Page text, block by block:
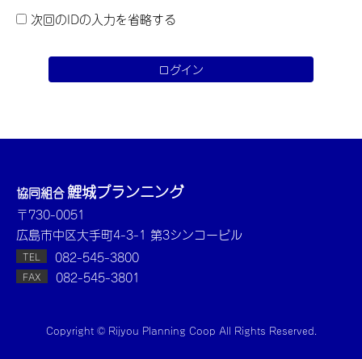
次回のIDの入力を省略する
協同組合鯉城プランニング
〒730-0051
広島市中区大手町4-3-1 第3シンコービル
TEL 082-545-3800
FAX 082-545-3801
Copyright © Rijyou Planning Coop All Rights Reserved.